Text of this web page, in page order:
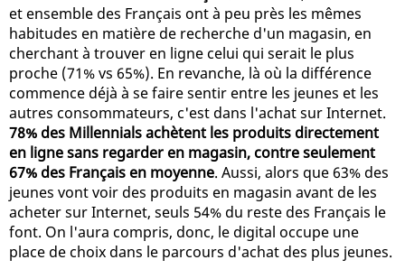
et ensemble des Français ont à peu près les mêmes
habitudes en matière de recherche d'un magasin, en
cherchant à trouver en ligne celui qui serait le plus
proche (71% vs 65%). En revanche, là où la différence
commence déjà à se faire sentir entre les jeunes et les
autres consommateurs, c'est dans l'achat sur Internet.
78% des Millennials achètent les produits directement
en ligne sans regarder en magasin, contre seulement
67% des Français en moyenne. Aussi, alors que 63% des
jeunes vont voir des produits en magasin avant de les
acheter sur Internet, seuls 54% du reste des Français le
font. On l'aura compris, donc, le digital occupe une
place de choix dans le parcours d'achat des plus jeunes.